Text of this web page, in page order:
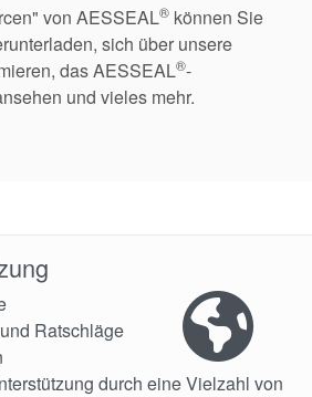
von AESSEAL® können Sie
sich über unsere
das AESSEAL®-
und vieles mehr.
Ratschläge
durch eine Vielzahl von